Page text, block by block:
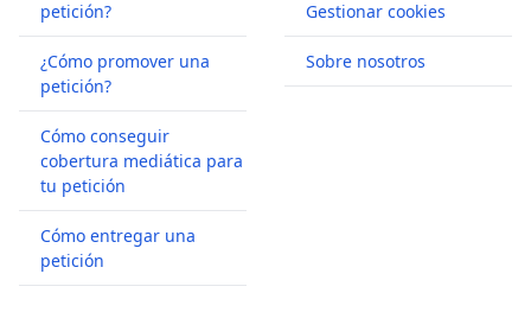
petición?
¿Cómo promover una
petición?
Cómo conseguir
cobertura mediática para
tu petición
Cómo entregar una
petición
Gestionar cookies
Sobre nosotros